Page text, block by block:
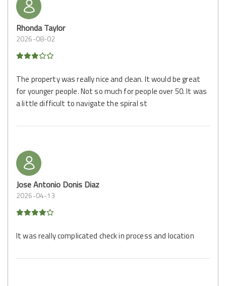
Rhonda Taylor
2026-08-02
The property was really nice and clean. It would be great
for younger people. Not so much for people over 50. It was
a little difficult to navigate the spiral st
Jose Antonio Donis Diaz
2026-04-13
It was really complicated check in process and location